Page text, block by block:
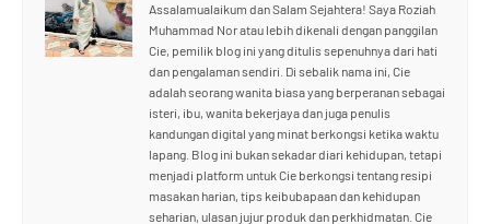
Assalamualaikum dan Salam Sejahtera! Saya Roziah
Muhammad Nor atau lebih dikenali dengan panggilan
Cie, pemilik blog ini yang ditulis sepenuhnya dari hati
dan pengalaman sendiri. Di sebalik nama ini, Cie
adalah seorang wanita biasa yang berperanan sebagai
isteri, ibu, wanita bekerjaya dan juga penulis
kandungan digital yang minat berkongsi ketika waktu
lapang. Blog ini bukan sekadar diari kehidupan, tetapi
menjadi platform untuk Cie berkongsi tentang resipi
masakan harian, tips keibubapaan dan kehidupan
seharian, ulasan jujur produk dan perkhidmatan. Cie